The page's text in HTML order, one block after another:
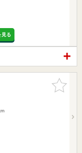
見る
お気に入
りに追加